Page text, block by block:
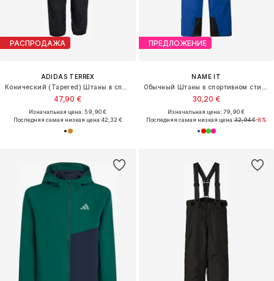
РАСПРОДАЖА
ADIDAS TERREX
47,90 €
Изначальная цена: 59,90 €
Последняя самая низкая цена:42,32 €
ПРЕДЛОЖЕНИЕ
NAME IT
30,20 €
Изначальная цена: 79,90 €
Последняя самая низкая цена:32,94 €-8%